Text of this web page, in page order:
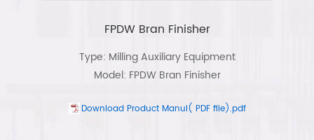
FPDW Bran Finisher
Type: Milling Auxiliary Equipment
Model: FPDW Bran Finisher
Download Product Manul( PDF file).pdf